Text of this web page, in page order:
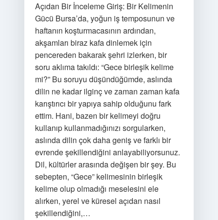
Açıdan Bir İnceleme Giriş: Bir Kelimenin
Gücü Bursa’da, yoğun iş temposunun ve
haftanın koşturmacasının ardından,
akşamları biraz kafa dinlemek için
pencereden bakarak şehri izlerken, bir
soru aklıma takıldı: “Gece birleşik kelime
mi?” Bu soruyu düşündüğümde, aslında
dilin ne kadar ilginç ve zaman zaman kafa
karıştırıcı bir yapıya sahip olduğunu fark
ettim. Hani, bazen bir kelimeyi doğru
kullanıp kullanmadığınızı sorgularken,
aslında dilin çok daha geniş ve farklı bir
evrende şekillendiğini anlayabiliyorsunuz.
Dil, kültürler arasında değişen bir şey. Bu
sebepten, “Gece” kelimesinin birleşik
kelime olup olmadığı meselesini ele
alırken, yerel ve küresel açıdan nasıl
şekillendiğini,…